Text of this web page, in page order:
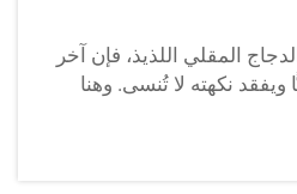
المقلي اللذيذ، فإن آخر
نكهته لا تُنسى. وهنا
بإحكام من شركة لوزونغ.
مثالية لـ...